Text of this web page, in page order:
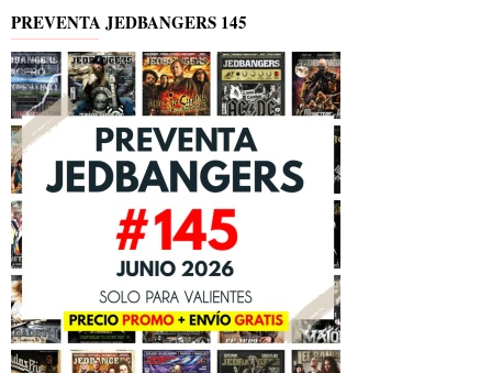
PREVENTA JEDBANGERS 145